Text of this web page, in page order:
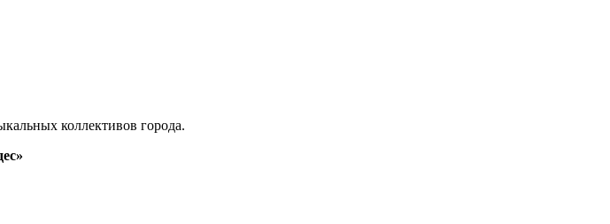
коллективов города.